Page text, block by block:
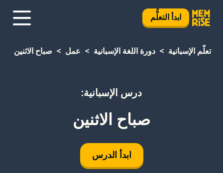
ابدأ التعلُّم
تعلَّم الإسبانية دورة اللغة الإسبانية عمل صباح الاثنين
درس الإسبانية:
صباح الاثنين
ابدأ الدرس